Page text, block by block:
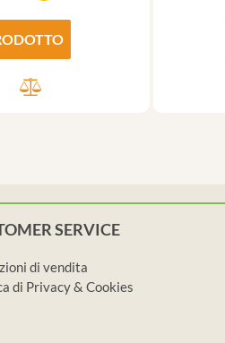
SERVICE
di vendita
di Privacy & Cookies